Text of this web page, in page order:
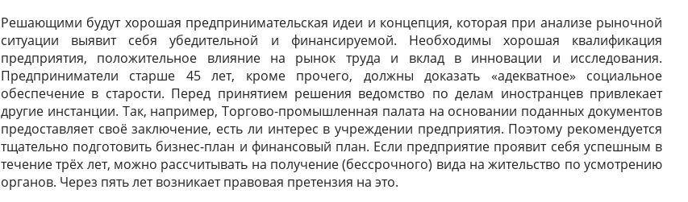
Решающими будут хорошая предпринимательская идеи и концепция, которая при анализе рыночной
ситуации выявит себя убедительной и финансируемой. Необходимы хорошая квалификация
предприятия, положительное влияние на рынок труда и вклад в инновации и исследования.
Предприниматели старше 45 лет, кроме прочего, должны доказать «адекватное» социальное
обеспечение в старости. Перед принятием решения ведомство по делам иностранцев привлекает
другие инстанции. Так, например, Торгово-промышленная палата на основании поданных документов
предоставляет своё заключение, есть ли интерес в учреждении предприятия. Поэтому рекомендуется
тщательно подготовить бизнес-план и финансовый план. Если предприятие проявит себя успешным в
течение трёх лет, можно рассчитывать на получение (бессрочного) вида на жительство по усмотрению
органов. Через пять лет возникает правовая претензия на это.